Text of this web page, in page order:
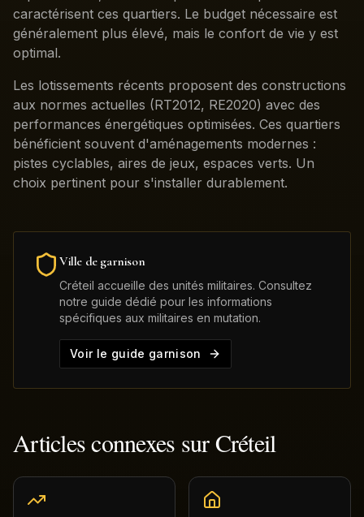
caractérisent ces quartiers. Le budget nécessaire est
généralement plus élevé, mais le confort de vie y est
optimal.
Les lotissements récents proposent des constructions
aux normes actuelles (RT2012, RE2020) avec des
performances énergétiques optimisées. Ces quartiers
bénéficient souvent d'aménagements modernes :
pistes cyclables, aires de jeux, espaces verts. Un
choix pertinent pour s'installer durablement.
Ville de garnison
Créteil accueille des unités militaires. Consultez
notre guide dédié pour les informations
spécifiques aux militaires en mutation.
Voir le guide garnison
Articles connexes surCréteil